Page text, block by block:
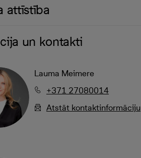
attīstība
un kontakti
Lauma Meimere
+371 27080014
Atstāt kontaktinformāciju